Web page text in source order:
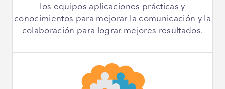
los equipos aplicaciones prácticas y
conocimientos para mejorar la comunicación y la
colaboración para lograr mejores resultados.